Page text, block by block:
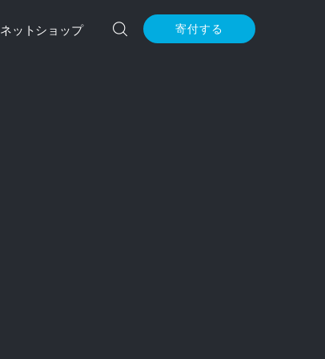
ネットショップ 寄付する